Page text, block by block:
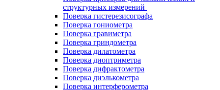
структурных измерений
Поверка гистерезисографа
Поверка гониометра
Поверка гравиметра
Поверка гриндометра
Поверка дилатометра
Поверка диоптриметра
Поверка дифрактометра
Поверка диэлькометра
Поверка интерферометра